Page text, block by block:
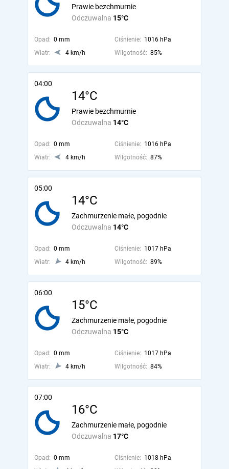
Odczuwalna 15°C
Prawie bezchmurnie
Opad: 0 mm Ciśnienie: 1016 hPa
Wiatr:
4 km/h Wilgotność: 85%
04:00
14°C
Odczuwalna 14°C
Prawie bezchmurnie
Opad: 0 mm Ciśnienie: 1016 hPa
Wiatr:
4 km/h Wilgotność: 87%
05:00
14°C
Odczuwalna 14°C
Zachmurzenie małe, pogodnie
Opad: 0 mm Ciśnienie: 1017 hPa
Wiatr:
4 km/h Wilgotność: 89%
06:00
15°C
Odczuwalna 15°C
Zachmurzenie małe, pogodnie
Opad: 0 mm Ciśnienie: 1017 hPa
Wiatr:
4 km/h Wilgotność: 84%
07:00
16°C
Odczuwalna 17°C
Zachmurzenie małe, pogodnie
Opad: 0 mm Ciśnienie: 1018 hPa